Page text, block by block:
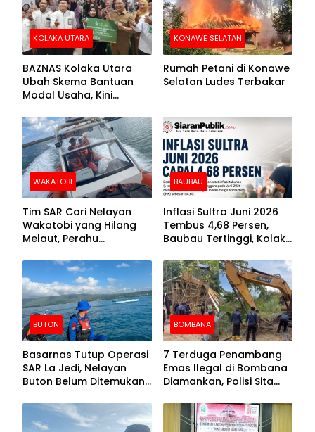
KOLAKA UTARA
BAZNAS Kolaka Utara
Ubah Skema Bantuan
Modal Usaha, Kini
Barang Senilai Rp419,5
Juta
KONAWE SELATAN
Rumah Petani di Konawe
Selatan Ludes Terbakar
WAKATOBI
Tim SAR Cari Nelayan
Wakatobi yang Hilang
Melaut, Perahu
Kemasukan Air
BAUBAU
Inflasi Sultra Juni 2026
Tembus 4,68 Persen,
Baubau Tertinggi, Kolaka
BUTON
Basarnas Tutup Operasi
SAR La Jedi, Nelayan
Buton Belum Ditemukan
BOMBANA
7 Terduga Penambang
Emas Ilegal di Bombana
Diamankan, Polisi Sita
Crusher